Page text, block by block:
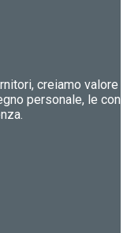
creiamo valore
personale, le